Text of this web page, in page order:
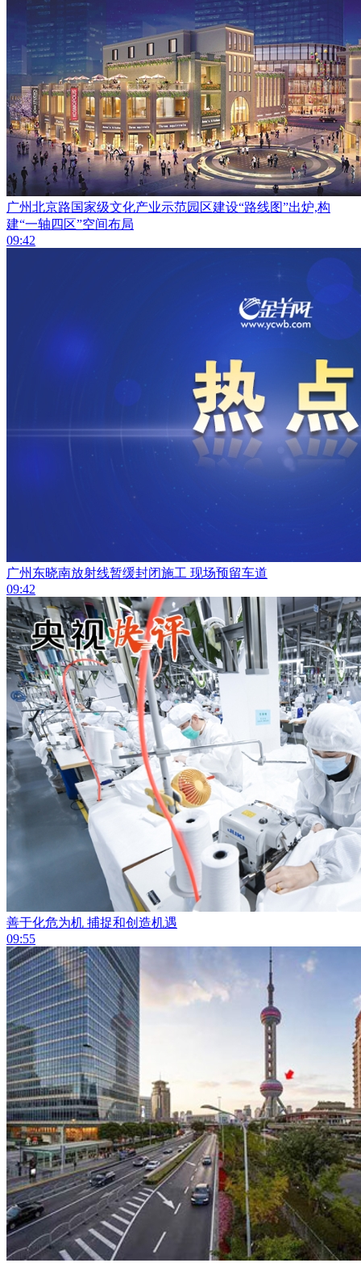
广州北京路国家级文化产业示范园区建设“路线图”出炉,构
建“一轴四区”空间布局
09:42
广州东晓南放射线暂缓封闭施工 现场预留车道
09:42
善于化危为机 捕捉和创造机遇
09:55